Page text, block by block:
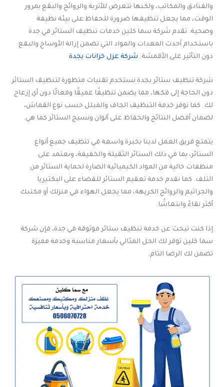
والفنادق والمكاتب، ولكنها تتعرض للأتربة والروائح والبقع بمرور
الوقت، مما يجعل تنظيفها ضرورة للحفاظ على بيئة نظيفة
وصحية. تقدم شركة سما كلين خدمات تنظيف الستائر في جدة
باستخدام أحدث المعدات والمواد التي تضمن إزالة الأوساخ والبقع
دون التأثير على الأقمشة. شركة عزل خزانات بجدة
شركة تنظيف ستائر بجدة نستخدم تقنيات متطورة لتنظيف الستائر
دون الحاجة إلى فكها، مما يضمن تنظيفًا عميقًا وفعالًا دون أي إزعاج
لك. كما نوفر خدمة التنظيف الجاف والمبلل حسب نوع القماش،
لضمان أفضل النتائج والحفاظ على ألوان ونسيج الستائر كما هي.
يتمتع فريق العمل لدينا بخبرة واسعة في تنظيف جميع أنواع
الستائر، بما في ذلك الستائر الثقيلة والخفيفة، ونعتمد على
منظفات خالية من المواد الكيميائية الضارة لحماية الستائر من
التلف. كما نقدم خدمة تعقيم الستائر للقضاء على البكتيريا
والجراثيم والروائح الكريهة، مما يجعل الهواء في منزلك أو مكتبك
أكثر نقاءً وانتعاشًا.
إذا كنت تبحث عن خدمة تنظيف ستائر موثوقة في جدة، فإن شركة
سما كلين توفر لك الحل المثالي بأسعار مناسبة وخدمة مميزة
تضمن لك الرضا التام.